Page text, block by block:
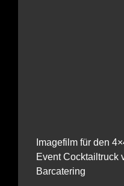
Imagefilm für den
Event Cocktailtruck
Barcatering